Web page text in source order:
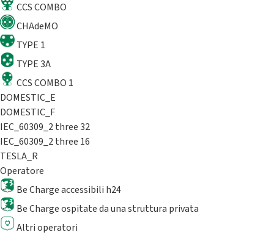
CCS COMBO
CHAdeMO
TYPE 1
TYPE 3A
CCS COMBO 1
DOMESTIC_E
DOMESTIC_F
IEC_60309_2 three 32
IEC_60309_2 three 16
TESLA_R
Operatore
Be Charge accessibili h24
Be Charge ospitate da una struttura privata
Altri operatori